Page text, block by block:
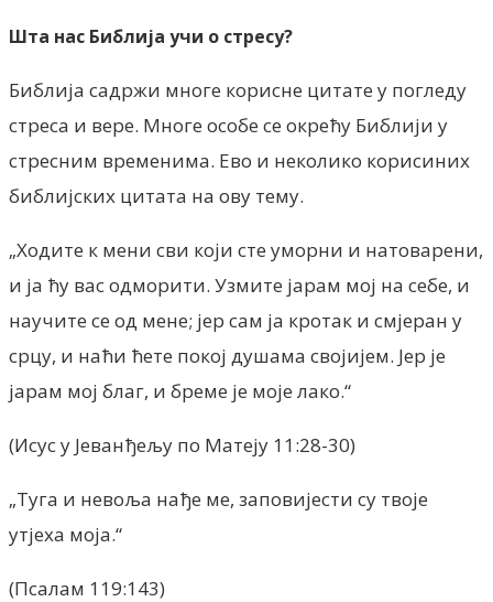
Шта нас Библија учи о стресу?
Библија садржи многе корисне цитате у погледу
стреса и вере. Многе особе се окрећу Библији у
стресним временима. Ево и неколико корисиних
библијских цитата на ову тему.
„Ходите к мени сви који сте уморни и натоварени,
и ја ћу вас одморити. Узмите јарам мој на себе, и
научите се од мене; јер сам ја кротак и смјеран у
срцу, и наћи ћете покој душама својијем. Јер је
јарам мој благ, и бреме је моје лако.“
(Исус у Јеванђељу по Матеју 11:28-30)
„Туга и невоља нађе ме, заповијести су твоје
утјеха моја.“
(Псалам 119:143)